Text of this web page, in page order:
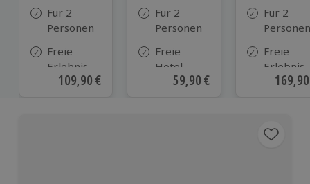
Für 2
Personen
Freie
Erlebnis-
Auswahl
Aktueller Preis
109,90 €
Für 2
Personen
Freie
Hotel-
Auswahl
Aktueller Preis
59,90 €
Für 2
Personen
Freie
Erlebnis-
Auswahl